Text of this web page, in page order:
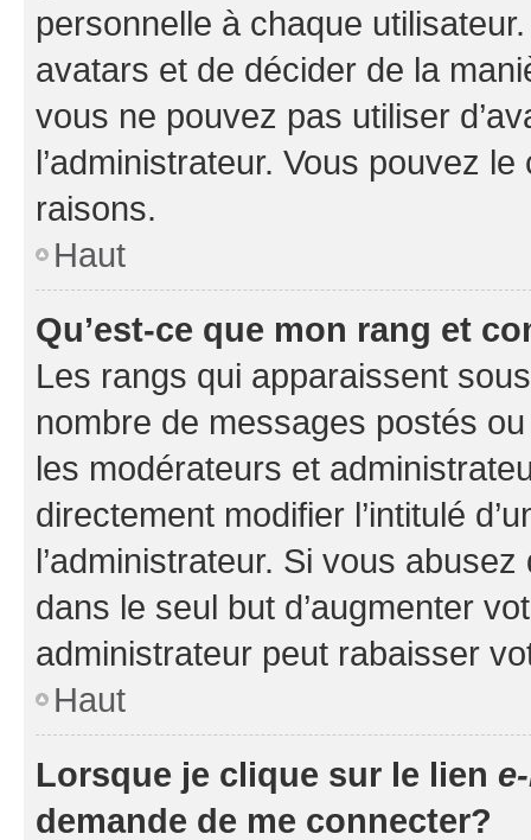
personnelle à chaque utilisateur.
avatars et de décider de la
vous ne pouvez pas utiliser
l’administrateur. Vous pouvez
raisons.
Haut
Qu’est-ce que mon rang et
Les rangs qui apparaissent
nombre de messages postés
les modérateurs et
directement modifier l’intitulé
l’administrateur. Si vous
dans le seul but d’augmenter
administrateur peut rabaisser
Haut
Lorsque je clique sur le lien
demande de me connecter?